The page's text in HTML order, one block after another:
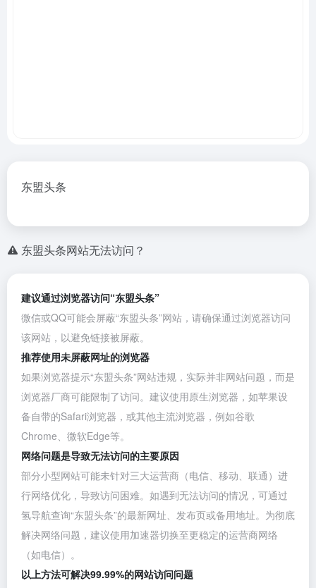
东盟头条
东盟头条网站无法访问？
建议通过浏览器访问“东盟头条”
微信或QQ可能会屏蔽“东盟头条”网站，请确保通过浏览器访问
该网站，以避免链接被屏蔽。
推荐使用未屏蔽网址的浏览器
如果浏览器提示“东盟头条”网站违规，实际并非网站问题，而是
浏览器厂商可能限制了访问。建议使用原生浏览器，如苹果设
备自带的Safari浏览器，或其他主流浏览器，例如谷歌
Chrome、 微软Edge等。
网络问题是导致无法访问的主要原因
部分小型网站可能未针对三大运营商（电信、移动、联通）进
行网络优化，导致访问困难。如遇到无法访问的情况，可通过
氢导航查询“东盟头条”的最新网址、发布页或备用地址。为彻底
解决网络问题，建议使用加速器切换至更稳定的运营商网络
（如电信）。
以上方法可解决99.99%的网站访问问题